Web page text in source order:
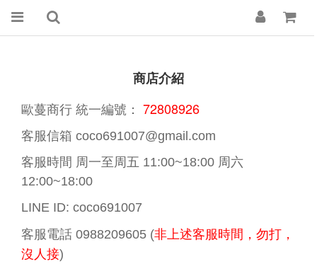
商店介紹
歐蔓商行 統一編號： 72808926
客服信箱 coco691007@gmail.com
客服時間 周一至周五 11:00~18:00 周六
12:00~18:00
LINE ID: coco691007
客服電話 0988209605 (非上述客服時間，勿打，
沒人接)